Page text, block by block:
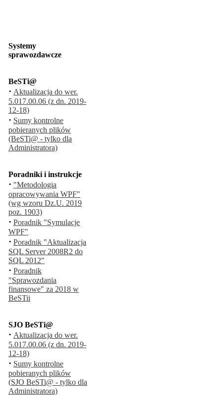
Systemy
sprawozdawcze
BeSTi@
· Aktualizacja do wer.
5.017.00.06 (z dn. 2019-
12-18)
· Sumy kontrolne
pobieranych plików
(BeSTi@ - tylko dla
Administratora)
Poradniki i instrukcje
· "Metodologia
opracowywania WPF"
(wg wzoru Dz.U. 2019
poz. 1903)
· Poradnik "Symulacje
WPF"
· Poradnik "Aktualizacja
SQL Server 2008R2 do
SQL 2012"
· Poradnik
"Sprawozdania
finansowe" za 2018 w
BeSTii
SJO BeSTi@
· Aktualizacja do wer.
5.017.00.06 (z dn. 2019-
12-18)
· Sumy kontrolne
pobieranych plików
(SJO BeSTi@ - tylko dla
Administratora)